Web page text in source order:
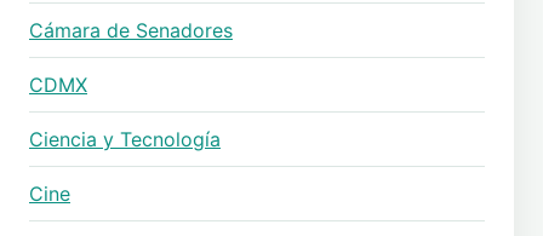
Cámara de Senadores
CDMX
Ciencia y Tecnología
Cine